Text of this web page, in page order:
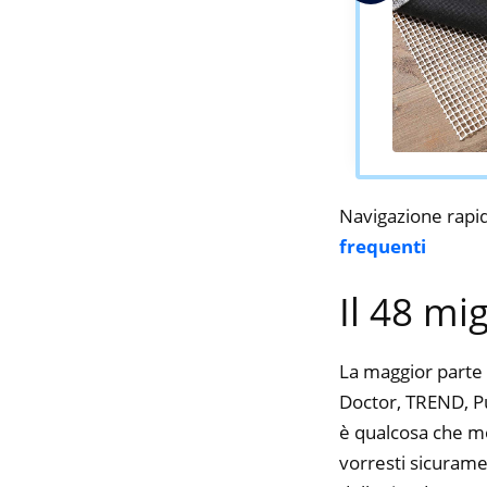
Navigazione
frequenti
Il 48
La maggior
Doctor, TREND,
è qualcosa che
vorresti